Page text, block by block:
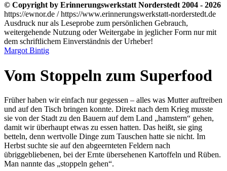
© Copyright by Erinnerungswerkstatt Norderstedt 2004 - 2026
https://ewnor.de / https://www.erinnerungswerkstatt-norderstedt.de
Ausdruck nur als Leseprobe zum persönlichen Gebrauch,
weitergehende Nutzung oder Weitergabe in jeglicher Form nur mit
dem schriftlichem Einverständnis der Urheber!
Margot Bintig
Vom Stoppeln zum Superfood
Früher haben wir einfach nur gegessen – alles was Mutter auftreiben
und auf den Tisch bringen konnte. Direkt nach dem Krieg musste
sie von der Stadt zu den Bauern auf dem Land
hamstern
gehen,
damit wir überhaupt etwas zu essen hatten. Das heißt, sie ging
betteln, denn wertvolle Dinge zum Tauschen hatte sie nicht. Im
Herbst suchte sie auf den abgeernteten Feldern nach
übriggebliebenen, bei der Ernte übersehenen Kartoffeln und Rüben.
Man nannte das
stoppeln gehen .